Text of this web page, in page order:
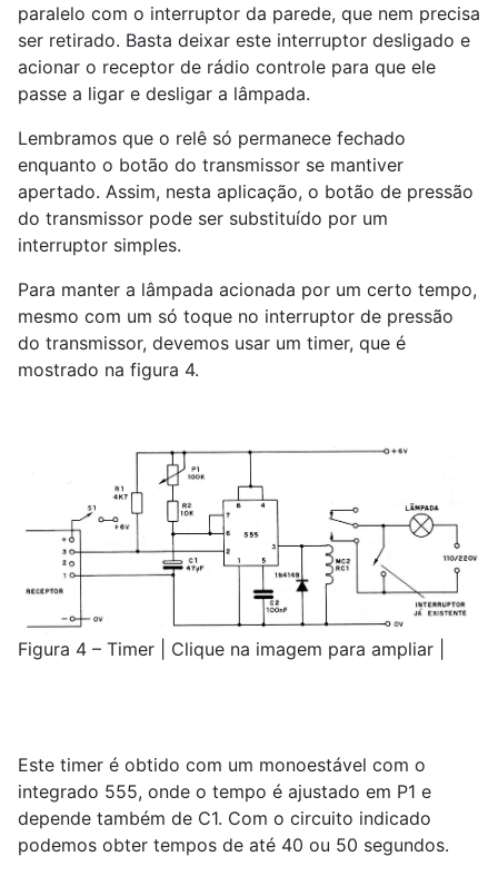
paralelo com o interruptor da parede, que nem precisa
ser retirado. Basta deixar este interruptor desligado e
acionar o receptor de rádio controle para que ele
passe a ligar e desligar a lâmpada.
Lembramos que o relê só permanece fechado
enquanto o botão do transmissor se mantiver
apertado. Assim, nesta aplicação, o botão de pressão
do transmissor pode ser substituído por um
interruptor simples.
Para manter a lâmpada acionada por um certo tempo,
mesmo com um só toque no interruptor de pressão
do transmissor, devemos usar um timer, que é
mostrado na figura 4.
Figura 4 – Timer | Clique na imagem para ampliar |
Este timer é obtido com um monoestável com o
integrado 555, onde o tempo é ajustado em P1 e
depende também de C1. Com o circuito indicado
podemos obter tempos de até 40 ou 50 segundos.